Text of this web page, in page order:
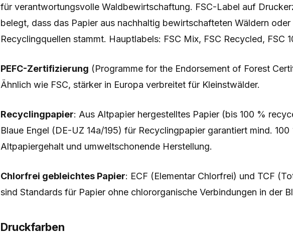
für verantwortungsvolle Waldbewirtschaftung. FSC-Label auf
belegt, dass das Papier aus nachhaltig bewirtschafteten Wäldern oder
Recyclingquellen stammt. Hauptlabels: FSC Mix, FSC Recycled, FSC
PEFC-Zertifizierung (Programme for the Endorsement of Forest
Ähnlich wie FSC, stärker in Europa verbreitet für Kleinstwälder.
Recyclingpapier: Aus Altpapier hergestelltes Papier (bis 100 %
Blaue Engel (DE-UZ 14a/195) für Recyclingpapier garantiert mind. 100
Altpapiergehalt und umweltschonende Herstellung.
Chlorfrei gebleichtes Papier: ECF (Elementar Chlorfrei) und TCF
sind Standards für Papier ohne chlororganische Verbindungen in der
Druckfarben